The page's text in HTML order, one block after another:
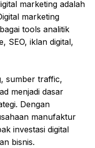
marketing adalah
marketing
tools analitik
SEO, iklan digital,
sumber traffic,
menjadi dasar
Dengan
manufaktur
investasi digital
bisnis.